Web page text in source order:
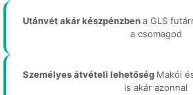
Utánvét akár készpénzbena GLS
a csomagod
Személyes átvételi lehetőség Makói
is akár azonnal